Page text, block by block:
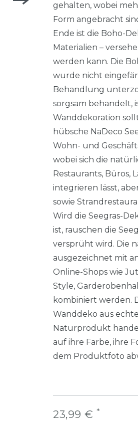
gehalten, wobei
Form angebracht
Ende ist die Boho-
Materialien –
werden kann. Die
wurde nicht
Behandlung
sorgsam behandelt,
Wanddekoration
hübsche NaDeco
Wohn- und
wobei sich die
Restaurants, Büros,
integrieren lässt,
sowie
Wird die Seegras-
ist, rauschen die
versprüht wird. Die
ausgezeichnet mit
Online-Shops wie
Style,
kombiniert werden.
Wanddeko aus
Naturprodukt
auf ihre Farbe, ihre
dem Produktfoto
23,99 € *